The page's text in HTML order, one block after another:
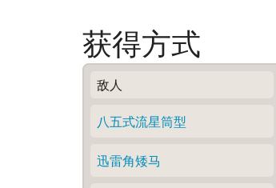
获得方式
敌人
八五式流星筒型
迅雷角矮马